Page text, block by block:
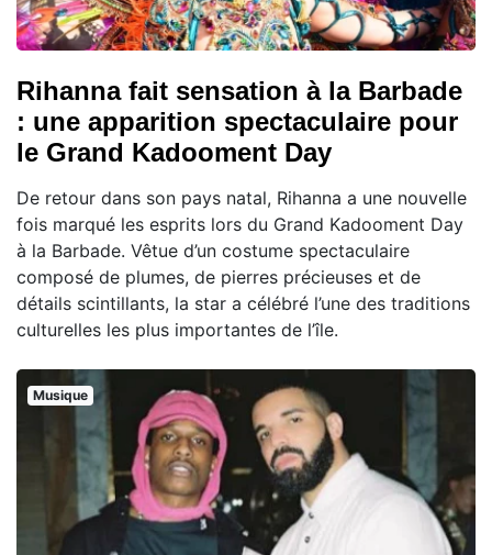
Rihanna fait sensation à la Barbade
: une apparition spectaculaire pour
le Grand Kadooment Day
De retour dans son pays natal, Rihanna a une nouvelle
fois marqué les esprits lors du Grand Kadooment Day
à la Barbade. Vêtue d’un costume spectaculaire
composé de plumes, de pierres précieuses et de
détails scintillants, la star a célébré l’une des traditions
culturelles les plus importantes de l’île.
Musique